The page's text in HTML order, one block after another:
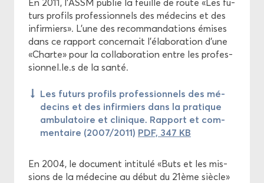
En 2011, l'ASSM pu­blie la feuille de route «Les fu­
turs pro­fils pro­fes­sion­nels des mé­de­cins et des
in­fir­miers». L'une des re­com­man­da­tions émises
dans ce rap­port concer­nait l'éla­bo­ra­tion d'une
«Charte» pour la col­la­bo­ra­tion entre les pro­fes­
sion­nel.le.s de la santé.
Les fu­turs pro­fils pro­fes­sion­nels des mé­
de­cins et des in­fir­miers dans la pra­tique
am­bu­la­toire et cli­nique. Rap­port et com­
men­taire (2007/2011) PDF, 347 KB
En 2004, le do­cu­ment in­ti­tu­lé «Buts et les mis­
sions de la mé­de­cine au début du 21ème siècle»